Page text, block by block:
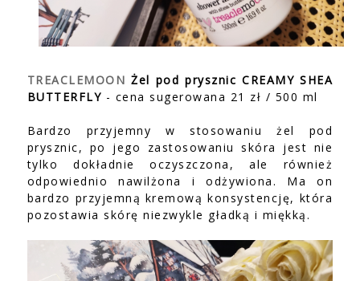
TREACLEMOON Żel pod prysznic CREAMY SHEA
BUTTERFLY - cena sugerowana 21 zł / 500 ml
Bardzo przyjemny w stosowaniu żel pod
prysznic, po jego zastosowaniu skóra jest nie
tylko dokładnie oczyszczona, ale również
odpowiednio nawilżona i odżywiona. Ma on
bardzo przyjemną kremową konsystencję, która
pozostawia skórę niezwykle gładką i miękką.